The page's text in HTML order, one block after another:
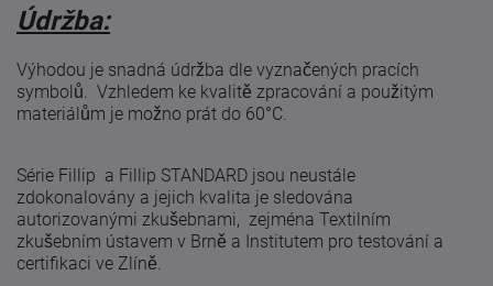
Údržba:
Výhodou je snadná údržba dle vyznačených pracích
symbolů. Vzhledem ke kvalitě zpracování a použitým
materiálům je možno prát do 60°C.
Série Fillip a Fillip STANDARD jsou neustále
zdokonalovány a jejich kvalita je sledována
autorizovanými zkušebnami, zejména Textilním
zkušebním ústavem v Brně a Institutem pro testování a
certifikaci ve Zlíně.